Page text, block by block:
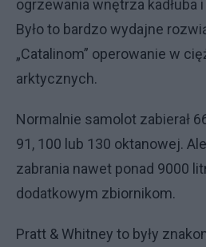
ogrzewania wnętrza kadłuba
Było to bardzo wydajne
„Catalinom” operowanie w
arktycznych.
Normalnie samolot zabierał
91, 100 lub 130 oktanowej.
zabrania nawet ponad 9000
dodatkowym zbiornikom.
Pratt & Whitney to były